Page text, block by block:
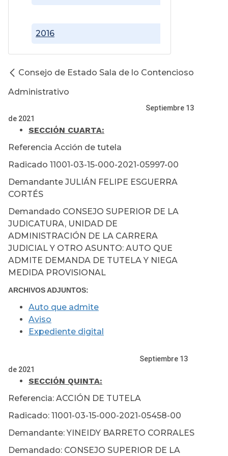
2016
Consejo de Estado Sala de lo Contencioso
Administrativo
Septiembre 13
de 2021
SECCIÓN CUARTA:
Referencia Acción de tutela
Radicado 11001-03-15-000-2021-05997-00
Demandante JULIÁN FELIPE ESGUERRA
CORTÉS
Demandado CONSEJO SUPERIOR DE LA
JUDICATURA, UNIDAD DE
ADMINISTRACIÓN DE LA CARRERA
JUDICIAL Y OTRO ASUNTO: AUTO QUE
ADMITE DEMANDA DE TUTELA Y NIEGA
MEDIDA PROVISIONAL
ARCHIVOS ADJUNTOS:
Auto que admite
Aviso
Expediente digital
Septiembre 13
de 2021
SECCIÓN QUINTA:
Referencia: ACCIÓN DE TUTELA
Radicado: 11001-03-15-000-2021-05458-00
Demandante: YINEIDY BARRETO CORRALES
Demandado: CONSEJO SUPERIOR DE LA